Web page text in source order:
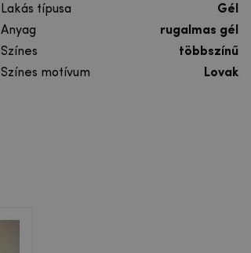
Lakás típusa
Gél
Anyag
rugalmas gél
Színes
többszínű
Színes motívum
Lovak